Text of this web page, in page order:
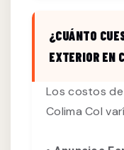
¿CUÁNTO
EXTERIOR EN
Los costos
Colima Col